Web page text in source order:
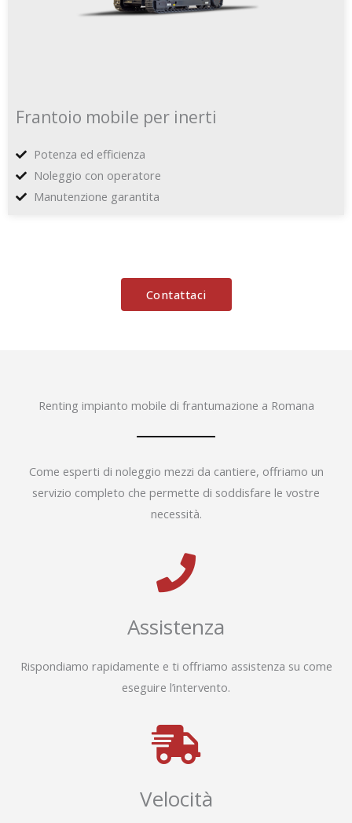
Frantoio mobile per inerti
Potenza ed efficienza
Noleggio con operatore
Manutenzione garantita
Contattaci
Renting impianto mobile di frantumazione a Romana
Come esperti di noleggio mezzi da cantiere, offriamo un
servizio completo che permette di soddisfare le vostre
necessità.
Assistenza
Rispondiamo rapidamente e ti offriamo assistenza su come
eseguire l’intervento.
Velocità